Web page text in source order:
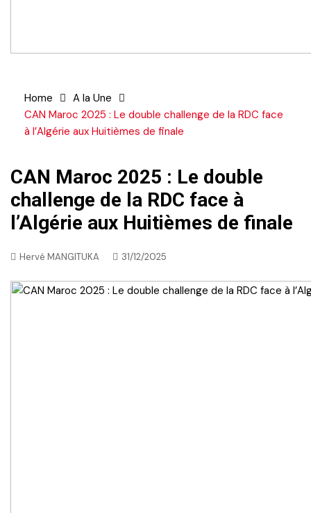
Home
A la Une
CAN Maroc 2025 : Le double challenge de la RDC face
à l’Algérie aux Huitièmes de finale
CAN Maroc 2025 : Le double
challenge de la RDC face à
l’Algérie aux Huitièmes de finale
Hervé MANGITUKA 31/12/2025